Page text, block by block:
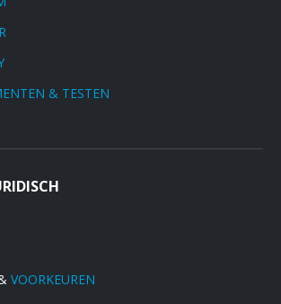
& TESTEN
VOORKEUREN